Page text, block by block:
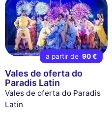
a partir de 90 €
Vales de oferta do
Paradis Latin
Vales de oferta do Paradis
Latin